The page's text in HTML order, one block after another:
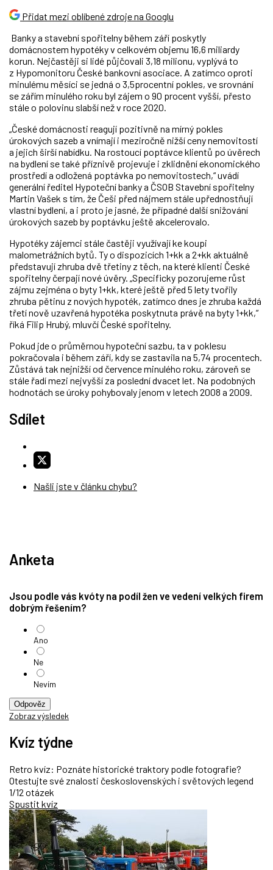
Přidat mezi oblíbené zdroje na Googlu
Banky a stavební spořitelny během září poskytly
domácnostem hypotéky v celkovém objemu 16,6 miliardy
korun. Nejčastěji si lidé půjčovali 3,18 milionu, vyplývá to
z Hypomonitoru České bankovní asociace. A zatímco oproti
minulému měsíci se jedná o 3,5procentní pokles, ve srovnání
se zářím minulého roku byl zájem o 90 procent vyšší, přesto
stále o polovinu slabší než v roce 2020.
„České domácnosti reagují pozitivně na mírný pokles
úrokových sazeb a vnímají i meziročně nižší ceny nemovitostí
a jejich širší nabídku. Na rostoucí poptávce klientů po úvěrech
na bydlení se také příznivě projevuje i zklidnění ekonomického
prostředí a odložená poptávka po nemovitostech,“ uvádí
generální ředitel Hypoteční banky a ČSOB Stavební spořitelny
Martin Vašek s tím, že Češi před nájmem stále upřednostňují
vlastní bydlení, a i proto je jasné, že případné další snižování
úrokových sazeb by poptávku ještě akcelerovalo.
Hypotéky zájemci stále častěji využívají ke koupi
malometrážních bytů. Ty o dispozicích 1+kk a 2+kk aktuálně
představují zhruba dvě třetiny z těch, na které klienti České
spořitelny čerpají nové úvěry. „Specificky pozorujeme růst
zájmu zejména o byty 1+kk, které ještě před 5 lety tvořily
zhruba pětinu z nových hypoték, zatímco dnes je zhruba každá
třetí nově uzavřená hypotéka poskytnuta právě na byty 1+kk,“
říká Filip Hrubý, mluvčí České spořitelny.
Pokud jde o průměrnou hypoteční sazbu, ta v poklesu
pokračovala i během září, kdy se zastavila na 5,74 procentech.
Zůstává tak nejnižší od července minulého roku, zároveň se
stále řadí mezi nejvyšší za poslední dvacet let. Na podobných
hodnotách se úroky pohybovaly jenom v letech 2008 a 2009.
Sdílet
Našli jste v článku chybu?
Anketa
Jsou podle vás kvóty na podíl žen ve vedení velkých firem
dobrým řešením?
Ano
Ne
Nevím
Odpověz
Zobraz výsledek
Kvíz týdne
Retro kvíz: Poznáte historické traktory podle fotografie?
Otestujte své znalosti československých i světových legend
1/12 otázek
Spustit kvíz